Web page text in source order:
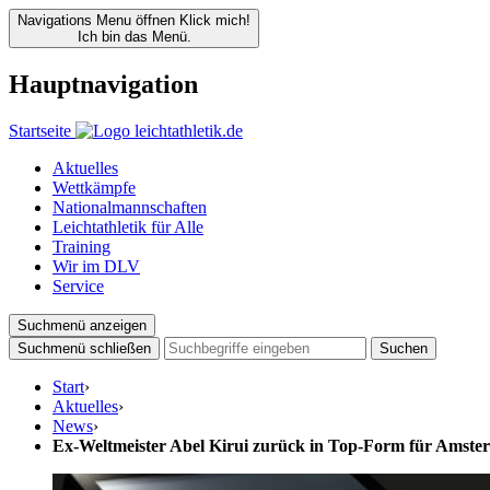
Navigations Menu öffnen Klick mich!
Ich bin das Menü.
Hauptnavigation
Startseite
Aktuelles
Wettkämpfe
Nationalmannschaften
Leichtathletik für Alle
Training
Wir im DLV
Service
Suchmenü anzeigen
Suchmenü schließen
Suchen
Start›
Aktuelles›
News›
Ex-Weltmeister Abel Kirui zurück in Top-Form für